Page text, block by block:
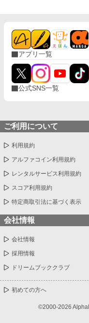
まだ知られていない秘密があ
ら、私…」 ただのメイドなんかじゃ終わりたくない。 恋と欲望が
交差する、ちょっ
アプリ一覧
公式SNS一覧
ご利用について
利用規約
アルファコイン利用規約
レンタルサービス利用規約
スコア利用規約
特定商取引法に基づく表示
会社情報
会社情報
採用情報
ドリームブッククラブ
初めての方へ
©2000-2026